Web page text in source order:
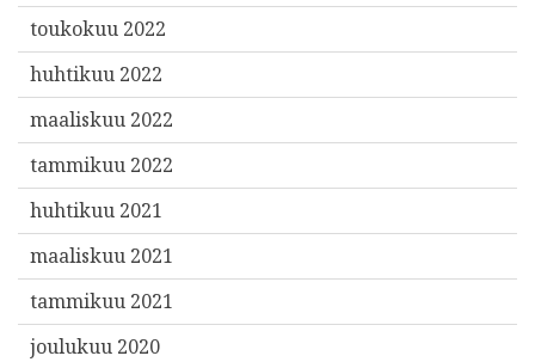
toukokuu 2022
huhtikuu 2022
maaliskuu 2022
tammikuu 2022
huhtikuu 2021
maaliskuu 2021
tammikuu 2021
joulukuu 2020